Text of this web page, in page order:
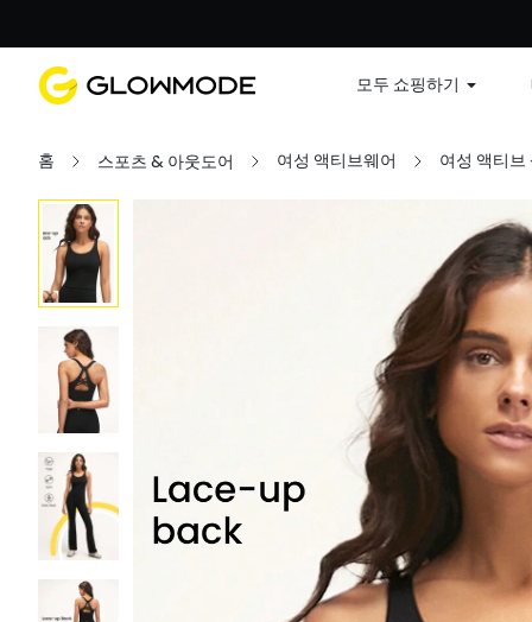
모두 쇼핑하기
홈 스포츠 & 아웃도어 여성 액티브웨어 여성 액티브